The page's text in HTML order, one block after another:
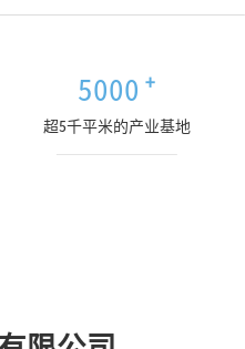
5000 +
超5千平米的产业基地